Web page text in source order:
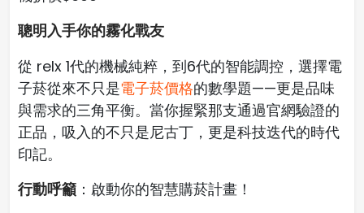
聰明入手你的霧化戰友
從 relx 1代的機械純粹，到6代的智能調控，選擇電
子菸從來不只是電子菸價格的數學題——更是品味
與需求的三角平衡。當你握緊那支通過官網驗證的
正品，吸入的不只是尼古丁，更是科技迭代的時代
印記。
行動呼籲 ：啟動你的智慧購菸計畫！